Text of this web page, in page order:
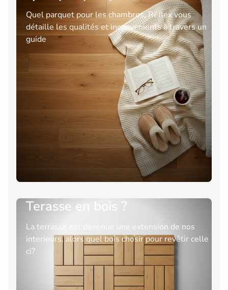
Quel parquet pour les chambres, Réflex vous
détaille les qualités et inconvenients à travers un
guide
Terasse en bois ?
La terrasse est devenue une extension de nos
interieurs, alors quel bois chosir pour revêtir celle
ci?